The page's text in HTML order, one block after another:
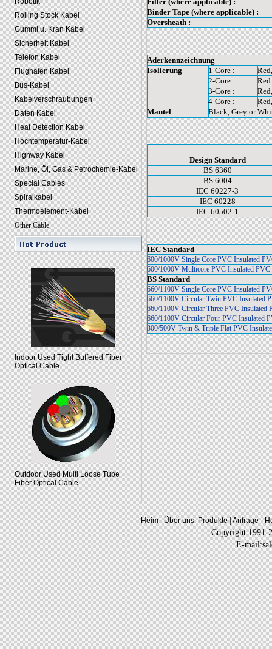
Rolling Stock Kabel
Gummi u. Kran Kabel
Sicherheit Kabel
Telefon Kabel
Flughafen Kabel
Bus-Kabel
Kabelverschraubungen
Daten Kabel
Heat Detection Kabel
Hochtemperatur-Kabel
Highway Kabel
Marine, Öl, Gas & Petrochemie-Kabel
Special Cables
Spiralkabel
Thermoelement-Kabel
Other Cable
Indoor Used Tight Buffered Fiber
Optical Cable
Outdoor Used Multi Loose Tube
Fiber Optical Cable
Binder Tape (where applicable) :
Oversheath :
Aderkennzeichnung
Isolierung
1-Core :
2-Core :
3-Core :
4-Core :
Mantel
Black, Grey or
Design Standard
BS 6360
BS 6004
IEC 60227-3
IEC 60228
IEC 60502-1
IEC Standard
600/1000V Single Core PVC Insulated
600/1000V Multicore PVC Insulated PVC
BS Standard
660/1100V Single Core PVC Insulated
660/1100V Circular Twin PVC Insulated
660/1100V Circular Three PVC Insulated
660/1100V Circular Four PVC Insulated
300/500V Twin & Triple Flat PVC
Heim|Über uns|Produkte|Anfrage|
Copyright 1991-
E-